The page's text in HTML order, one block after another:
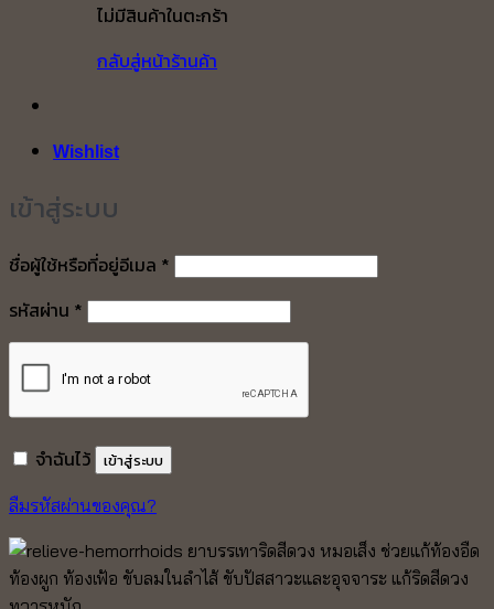
ไม่มีสินค้าในตะกร้า
กลับสู่หน้าร้านค้า
Wishlist
เข้าสู่ระบบ
ชื่อผู้ใช้หรือที่อยู่อีเมล * ต้องการ
รหัสผ่าน * ต้องการ
จำฉันไว้ เข้าสู่ระบบ
ลืมรหัสผ่านของคุณ?